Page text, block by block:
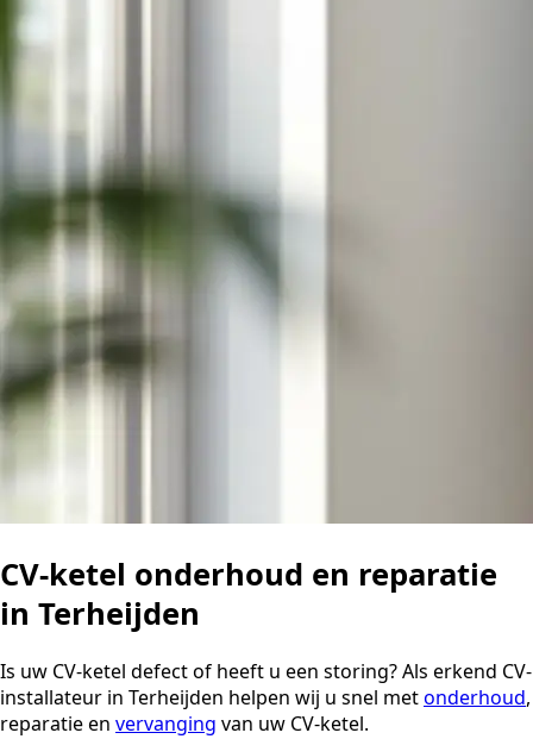
CV-ketel onderhoud en reparatie
in Terheijden
Is uw CV-ketel defect of heeft u een storing? Als erkend CV-
installateur in Terheijden helpen wij u snel metonderhoud,
reparatie en vervanging van uw CV-ketel.